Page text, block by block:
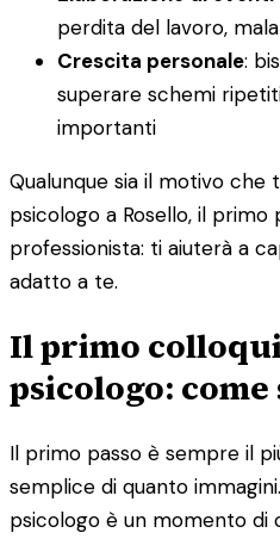
perdita del lavoro,
Crescita personale:
superare schemi
importanti
Qualunque sia il motivo
psicologo a Rosello, il
professionista: ti aiuterà a
adatto a te.
Il primo
psicologo: come
Il primo passo è sempre il
semplice di quanto
psicologo è un momento di